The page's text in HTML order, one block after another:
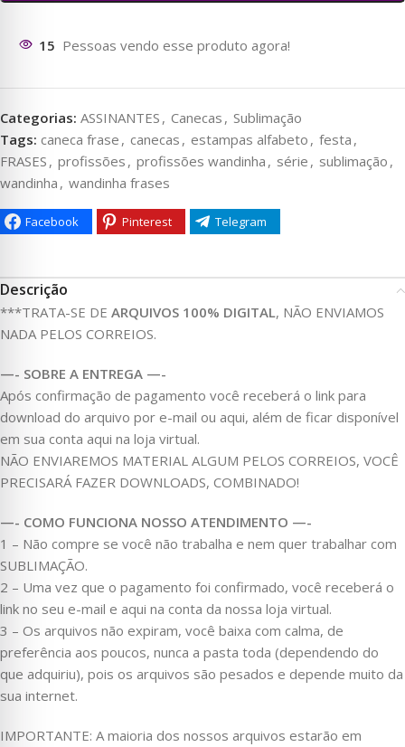
11 Pessoas vendo esse produto agora!
Categorias: ASSINANTES , Canecas , Sublimação
Tags: caneca frase , canecas , estampas alfabeto , festa ,
FRASES , profissões , profissões wandinha , série , sublimação ,
wandinha , wandinha frases
Facebook Pinterest Telegram
Descrição
***TRATA-SE DE ARQUIVOS 100% DIGITAL, NÃO ENVIAMOS
NADA PELOS CORREIOS.
—- SOBRE A ENTREGA —-
Após confirmação de pagamento você receberá o link para
download do arquivo por e-mail ou aqui, além de ficar disponível
em sua conta aqui na loja virtual.
NÃO ENVIAREMOS MATERIAL ALGUM PELOS CORREIOS, VOCÊ
PRECISARÁ FAZER DOWNLOADS, COMBINADO!
—- COMO FUNCIONA NOSSO ATENDIMENTO —-
1 – Não compre se você não trabalha e nem quer trabalhar com
SUBLIMAÇÃO.
2 – Uma vez que o pagamento foi confirmado, você receberá o
link no seu e-mail e aqui na conta da nossa loja virtual.
3 – Os arquivos não expiram, você baixa com calma, de
preferência aos poucos, nunca a pasta toda (dependendo do
que adquiriu), pois os arquivos são pesados e depende muito da
sua internet.
IMPORTANTE: A maioria dos nossos arquivos estarão em